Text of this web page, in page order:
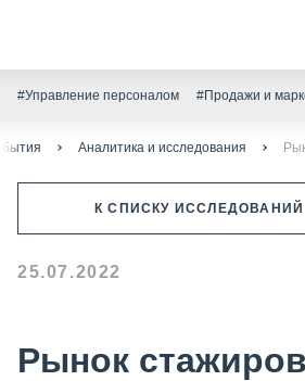
#Управление персоналом #Продажи и
Аналитика и исследования
К СПИСКУ ИССЛЕДОВАНИЙ
25.07.2022
Рынок